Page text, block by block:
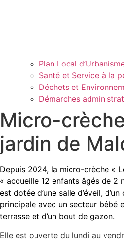
Plan Local
Santé et Service à la
Déchets et
Démarches
Micro-
jardin de
Depuis 2024, la micro-crèche «
« accueille 12 enfants âgés de 2
est dotée d’une salle d’éveil,
principale avec un secteur bébé
terrasse et d’un bout de gazon.
Elle est ouverte du lundi au